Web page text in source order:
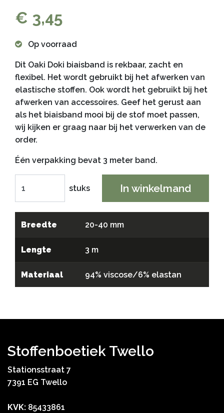
€ 3,45
Op voorraad
Dit Oaki Doki biaisband is rekbaar, zacht en
flexibel. Het wordt gebruikt bij het afwerken van
elastische stoffen. Ook wordt het gebruikt bij het
afwerken van accessoires. Geef het gerust aan
als het biaisband mooi bij de stof moet passen,
wij kijken er graag naar bij het verwerken van de
order.
Één verpakking bevat 3 meter band.
stuks In winkelmand
Breedte 20-40 mm
Lengte 3 m
Materiaal 94% viscose/6% elastan
Stoffenboetiek Twello
Stationsstraat 7
7391 EG Twello
KVK: 85433861